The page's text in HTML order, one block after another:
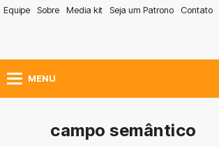
Equipe Sobre Media kit Seja um Patrono Contato
MENU
campo semântico